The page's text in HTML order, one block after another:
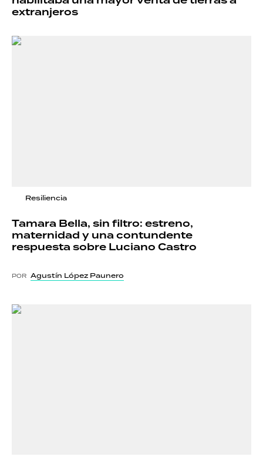
extranjeros
Resiliencia
Tamara Bella, sin filtro: estreno,
maternidad y una contundente
respuesta sobre Luciano Castro
POR Agustín López Paunero